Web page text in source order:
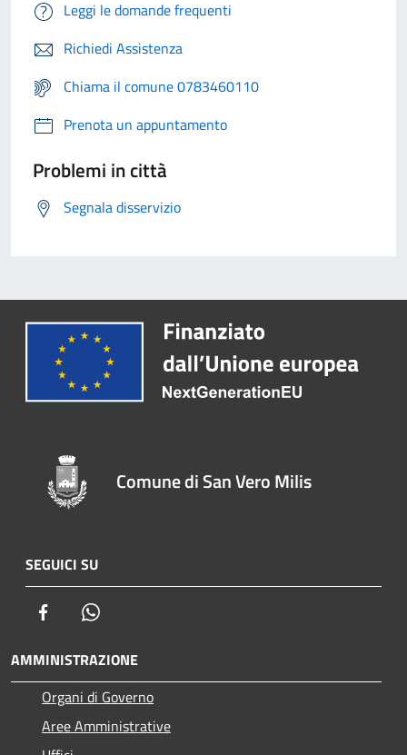
Leggi le domande frequenti
Richiedi Assistenza
Chiama il comune 0783460110
Prenota un appuntamento
Problemi in città
Segnala disservizio
Comune di San Vero Milis
SEGUICI SU
Facebook
AMMINISTRAZIONE
Organi di Governo
Aree Amministrative